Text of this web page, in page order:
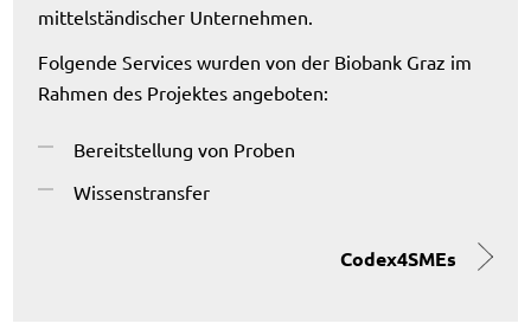
mittelständischer Unternehmen.
Folgende Services wurden von der Biobank Graz im
Rahmen des Projektes angeboten:
Bereitstellung von Proben
Wissenstransfer
Codex4SMEs